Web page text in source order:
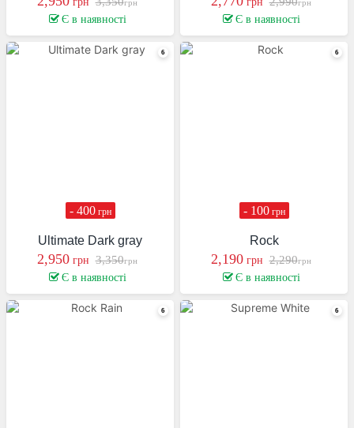
грн
Є в наявності
грн
Є в наявності
Ultimate Dark gray
2,950грн 3,350грн
- 400грн
Є в наявності
Rock
2,190грн 2,290грн
- 100грн
Є в наявності